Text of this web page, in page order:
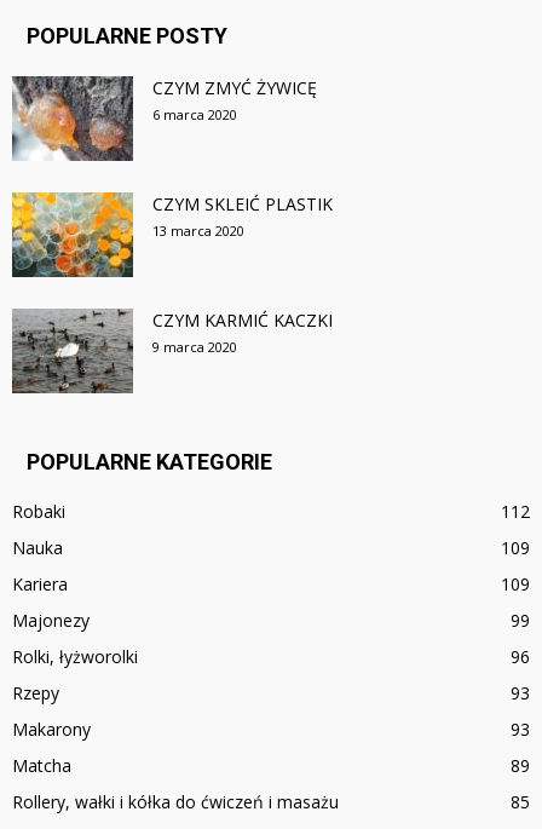
POPULARNE POSTY
CZYM ZMYĆ ŻYWICĘ
6 marca 2020
CZYM SKLEIĆ PLASTIK
13 marca 2020
CZYM KARMIĆ KACZKI
9 marca 2020
POPULARNE KATEGORIE
Robaki
112
Nauka
109
Kariera
109
Majonezy
99
Rolki, łyżworolki
96
Rzepy
93
Makarony
93
Matcha
89
Rollery, wałki i kółka do ćwiczeń i masażu
85